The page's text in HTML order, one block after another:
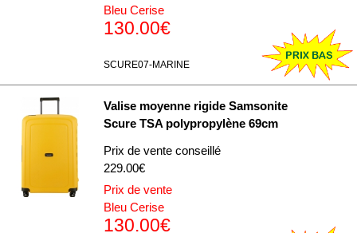
Bleu Cerise
130.00€
SCURE07-MARINE
Valise moyenne rigide Samsonite
Scure TSA polypropylène 69cm
Prix de vente conseillé
229.00€
Prix de vente
Bleu Cerise
130.00€